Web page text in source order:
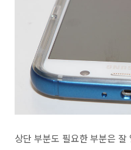
상단 부분도 필요한 부분은 잘